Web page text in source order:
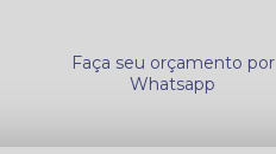
Faça seu orçamento por
Whatsapp